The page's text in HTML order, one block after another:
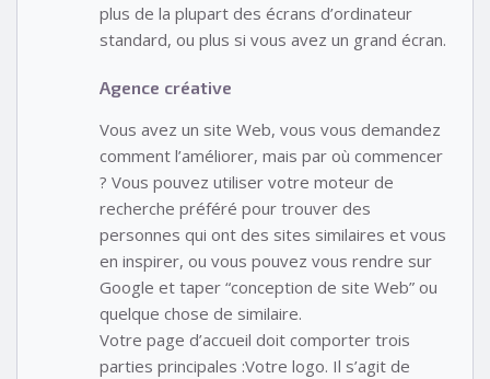
plus de la plupart des écrans d’ordinateur
standard, ou plus si vous avez un grand écran.
Agence créative
Vous avez un site Web, vous vous demandez
comment l’améliorer, mais par où commencer
? Vous pouvez utiliser votre moteur de
recherche préféré pour trouver des
personnes qui ont des sites similaires et vous
en inspirer, ou vous pouvez vous rendre sur
Google et taper “conception de site Web” ou
quelque chose de similaire.
Votre page d’accueil doit comporter trois
parties principales :Votre logo. Il s’agit de